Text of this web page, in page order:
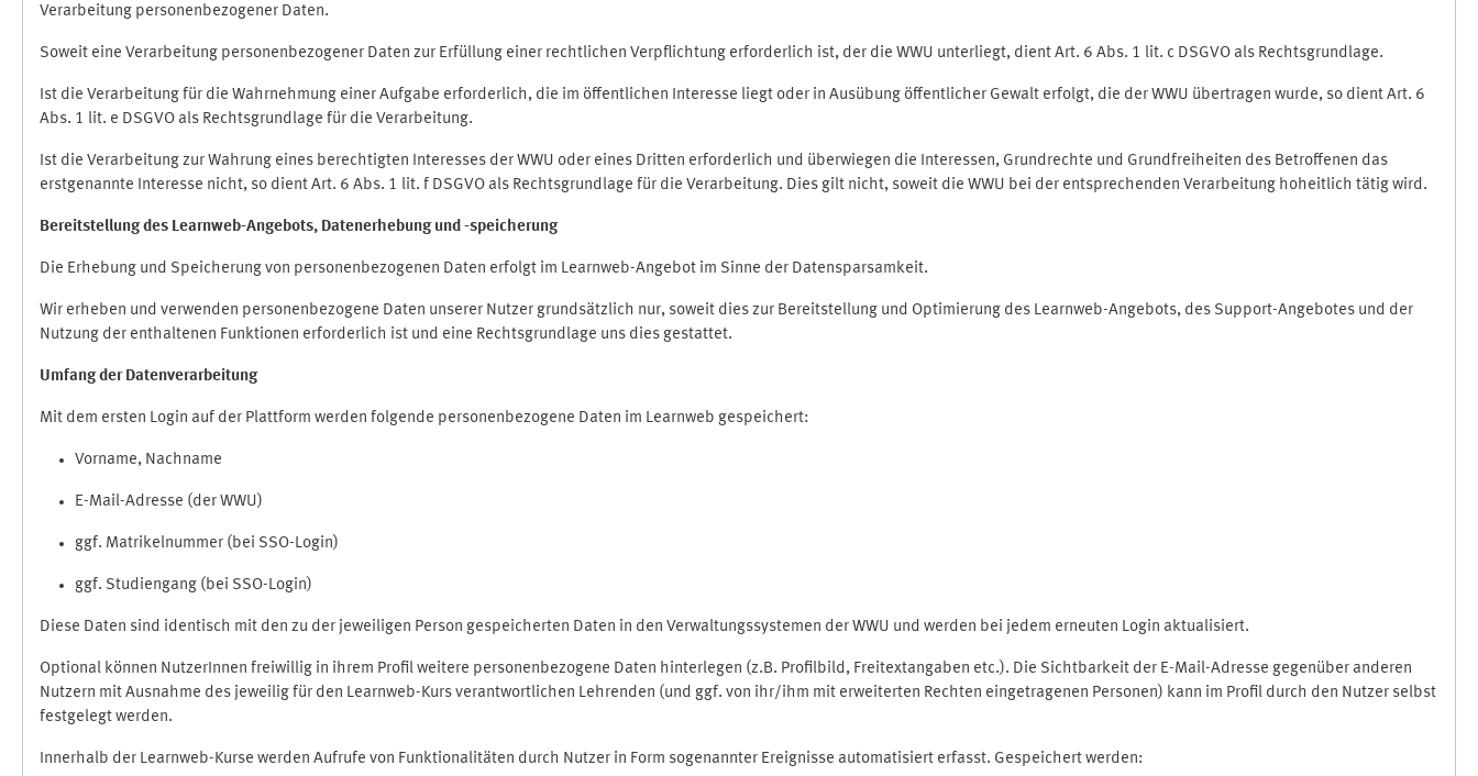
Verarbeitung personenbezogener Daten.
Soweit eine Verarbeitung personenbezogener Daten zur Erfüllung einer rechtlichen Verpflichtung erforderlich ist, der die WWU unterliegt, dient Art. 6 Abs. 1 lit. c DSGVO als Rechtsgrundlage.
Ist die Verarbeitung für die Wahrnehmung einer Aufgabe erforderlich, die im öffentlichen Interesse liegt oder in Ausübung öffentlicher Gewalt erfolgt, die der WWU übertragen wurde, so dient Art. 6
Abs. 1 lit. e DSGVO als Rechtsgrundlage für die Verarbeitung.
Ist die Verarbeitung zur Wahrung eines berechtigten Interesses der WWU oder eines Dritten erforderlich und überwiegen die Interessen, Grundrechte und Grundfreiheiten des Betroffenen das
erstgenannte Interesse nicht, so dient Art. 6 Abs. 1 lit. f DSGVO als Rechtsgrundlage für die Verarbeitung. Dies gilt nicht, soweit die WWU bei der entsprechenden Verarbeitung hoheitlich tätig wird.
Bereitstellung des Learnweb-Angebots, Datenerhebung und -speicherung
Die Erhebung und Speicherung von personenbezogenen Daten erfolgt im Learnweb-Angebot im Sinne der Datensparsamkeit.
Wir erheben und verwenden personenbezogene Daten unserer Nutzer grundsätzlich nur, soweit dies zur Bereitstellung und Optimierung des Learnweb-Angebots, des Support-Angebotes und der
Nutzung der enthaltenen Funktionen erforderlich ist und eine Rechtsgrundlage uns dies gestattet.
Umfang der Datenverarbeitung
Mit dem ersten Login auf der Plattform werden folgende personenbezogene Daten im Learnweb gespeichert:
Vorname, Nachname
E-Mail-Adresse (der WWU)
ggf. Matrikelnummer (bei SSO-Login)
ggf. Studiengang (bei SSO-Login)
Diese Daten sind identisch mit den zu der jeweiligen Person gespeicherten Daten in den Verwaltungssystemen der WWU und werden bei jedem erneuten Login aktualisiert.
Optional können NutzerInnen freiwillig in ihrem Profil weitere personenbezogene Daten hinterlegen (z.B. Profilbild, Freitextangaben etc.). Die Sichtbarkeit der E-Mail-Adresse gegenüber anderen
Nutzern mit Ausnahme des jeweilig für den Learnweb-Kurs verantwortlichen Lehrenden (und ggf. von ihr/ihm mit erweiterten Rechten eingetragenen Personen) kann im Profil durch den Nutzer selbst
festgelegt werden.
Innerhalb der Learnweb-Kurse werden Aufrufe von Funktionalitäten durch Nutzer in Form sogenannter Ereignisse automatisiert erfasst. Gespeichert werden: